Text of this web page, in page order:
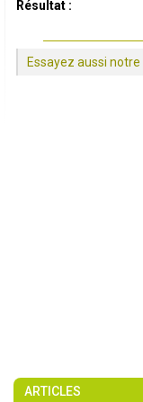
Résultat :
Essayez aussi notre
ARTICLES